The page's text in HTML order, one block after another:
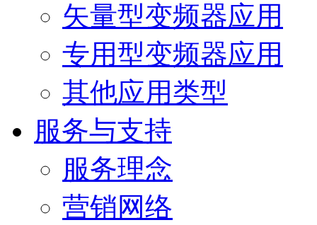
矢量型变频器应用
专用型变频器应用
其他应用类型
服务与支持
服务理念
营销网络